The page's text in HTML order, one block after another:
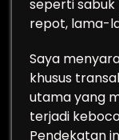
seperti
repot, lama-
Saya
khusus
utama yang
terjadi
Pendekatan